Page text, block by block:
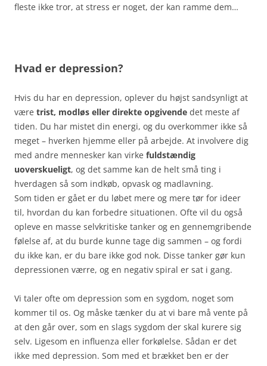
fleste ikke tror, at stress er noget, der kan ramme dem…
Hvad er depression?
Hvis du har en depression, oplever du højst sandsynligt at
være trist, modløs eller direkte opgivende det meste af
tiden. Du har mistet din energi, og du overkommer ikke så
meget – hverken hjemme eller på arbejde. At involvere dig
med andre mennesker kan virke fuldstændig
uoverskueligt, og det samme kan de helt små ting i
hverdagen så som indkøb, opvask og madlavning.
Som tiden er gået er du løbet mere og mere tør for ideer
til, hvordan du kan forbedre situationen. Ofte vil du også
opleve en masse selvkritiske tanker og en gennemgribende
følelse af, at du burde kunne tage dig sammen – og fordi
du ikke kan, er du bare ikke god nok. Disse tanker gør kun
depressionen værre, og en negativ spiral er sat i gang.
Vi taler ofte om depression som en sygdom, noget som
kommer til os. Og måske tænker du at vi bare må vente på
at den går over, som en slags sygdom der skal kurere sig
selv. Ligesom en influenza eller forkølelse. Sådan er det
ikke med depression. Som med et brækket ben er der